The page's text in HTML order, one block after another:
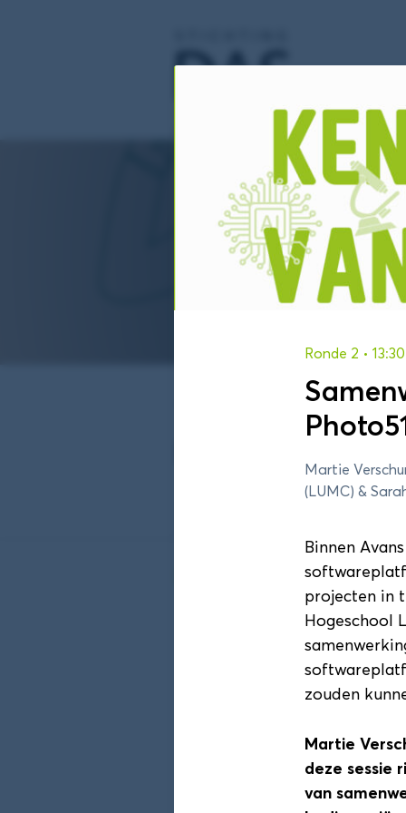
Op
/
DAS Conferentie
Duurzaamheid! Een
Edzard Geertsema (Hanze)
Ronde 2 • 13:30
Martie
(LUMC) &
Binnen
projecten in
Hogeschool
zouden
Martie
deze sessie
van